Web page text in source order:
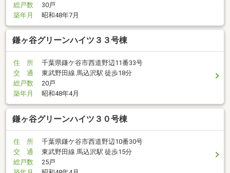
総戸数
30戸
築年月
昭和48年7月
鎌ヶ谷グリーンハイツ３３号棟
住 所
千葉県鎌ケ谷市西道野辺11番33号
交 通
東武野田線 馬込沢駅 徒歩18分
総戸数
20戸
築年月
昭和48年4月
鎌ヶ谷グリーンハイツ３０号棟
住 所
千葉県鎌ケ谷市西道野辺10番30号
交 通
東武野田線 馬込沢駅 徒歩15分
総戸数
25戸